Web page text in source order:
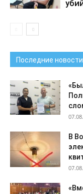
Последние новости
В